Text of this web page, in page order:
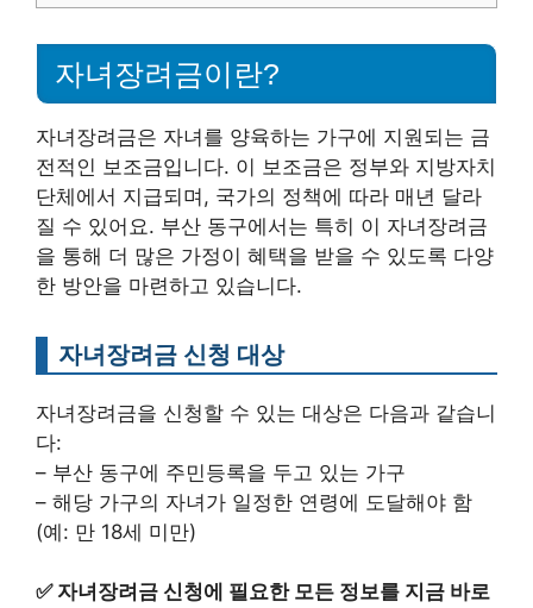
자녀장려금이란?
자녀장려금은 자녀를 양육하는 가구에 지원되는 금
전적인 보조금입니다. 이 보조금은 정부와 지방자치
단체에서 지급되며, 국가의 정책에 따라 매년 달라
질 수 있어요. 부산 동구에서는 특히 이 자녀장려금
을 통해 더 많은 가정이 혜택을 받을 수 있도록 다양
한 방안을 마련하고 있습니다.
자녀장려금 신청 대상
자녀장려금을 신청할 수 있는 대상은 다음과 같습니
다:
– 부산 동구에 주민등록을 두고 있는 가구
– 해당 가구의 자녀가 일정한 연령에 도달해야 함
(예: 만 18세 미만)
✅ 자녀장려금 신청에 필요한 모든 정보를 지금 바로